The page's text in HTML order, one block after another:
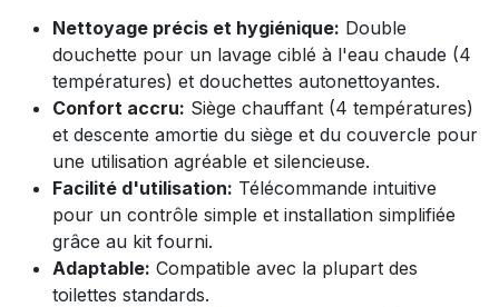
Nettoyage précis et hygiénique: Double
douchette pour un lavage ciblé à l'eau chaude (4
températures) et douchettes autonettoyantes.
Confort accru: Siège chauffant (4 températures)
et descente amortie du siège et du couvercle pour
une utilisation agréable et silencieuse.
Facilité d'utilisation: Télécommande intuitive
pour un contrôle simple et installation simplifiée
grâce au kit fourni.
Adaptable: Compatible avec la plupart des
toilettes standards.